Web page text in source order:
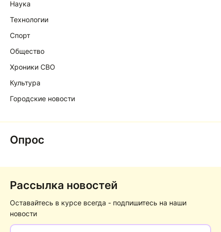
Наука
Технологии
Спорт
Общество
Хроники СВО
Культура
Городские новости
Опрос
Рассылка новостей
Оставайтесь в курсе всегда - подпишитесь на наши
новости